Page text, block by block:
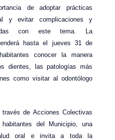
de adoptar prácticas
y evitar complicaciones y
con este tema. La
hasta el jueves 31 de
conocer la manera
dientes, las patologías más
como visitar al odontólogo
de Acciones Colectivas
del Municipio, una
oral e invita a toda la